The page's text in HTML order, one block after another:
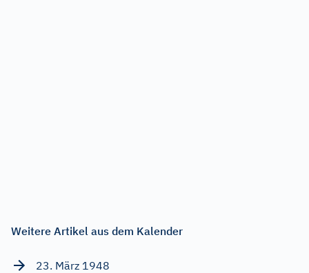
Weitere Artikel aus dem Kalender
23. März 1948